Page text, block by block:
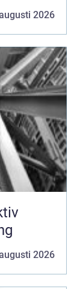
2026
2026